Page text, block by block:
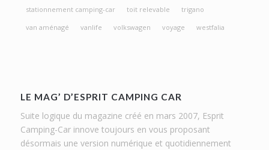
stationnement camping-car
toit relevable
trigano
van aménagé
vanlife volkswagen voyage westfalia
LE MAG’ D’ESPRIT CAMPING CAR
Suite logique du magazine créé en mars 2007, Esprit
Camping-Car innove toujours en vous proposant
désormais une version numérique et quotidiennement